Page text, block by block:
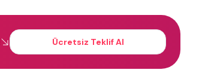
Ücretsiz Teklif Al